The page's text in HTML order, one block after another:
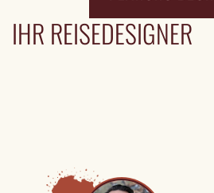
IHR REISEDESIGNER